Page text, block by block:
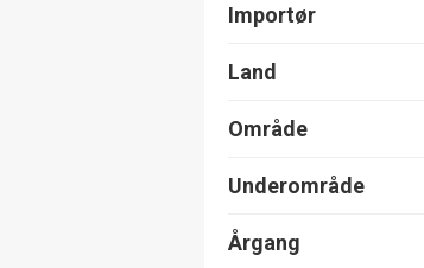
Importør
Land
Område
Underområde
Årgang